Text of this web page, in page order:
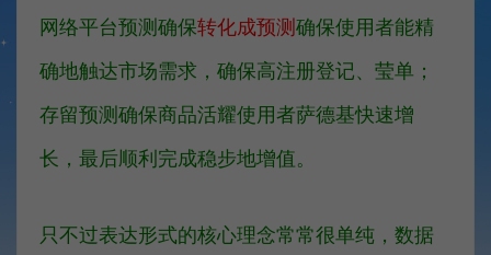
网络平台预测确保转化成预测确保使用者能精
确地触达市场需求，确保高注册登记、莹单；
存留预测确保商品活耀使用者萨德基快速增
长，最后顺利完成稳步地增值。
只不过表达形式的核心理念常常很单纯，数据